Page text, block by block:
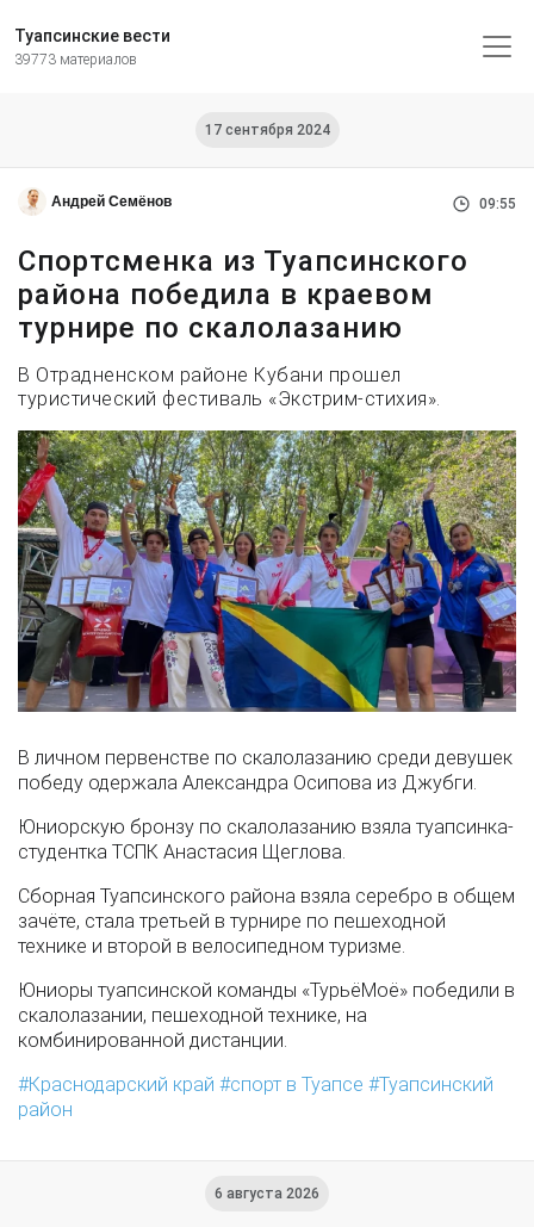
Туапсинские вести
39773 материалов
17 сентября 2024
Андрей Семёнов 09:55
Спортсменка из Туапсинского
района победила в краевом
турнире по скалолазанию
В Отрадненском районе Кубани прошел
туристический фестиваль «Экстрим-стихия».
В личном первенстве по скалолазанию среди девушек
победу одержала Александра Осипова из Джубги.
Юниорскую бронзу по скалолазанию взяла туапсинка-
студентка ТСПК Анастасия Щеглова.
Сборная Туапсинского района взяла серебро в общем
зачёте, стала третьей в турнире по пешеходной
технике и второй в велосипедном туризме.
Юниоры туапсинской команды «ТурьёМоё» победили в
скалолазании, пешеходной технике, на
комбинированной дистанции.
Краснодарский край
спорт в Туапсе
Туапсинский
район
6 августа 2026